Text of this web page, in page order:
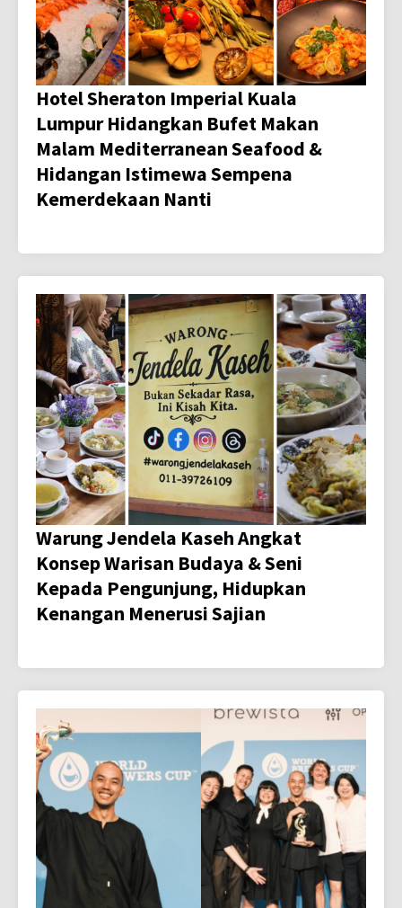
Hotel Sheraton Imperial Kuala
Lumpur Hidangkan Bufet Makan
Malam Mediterranean Seafood &
Hidangan Istimewa Sempena
Kemerdekaan Nanti
Warung Jendela Kaseh Angkat
Konsep Warisan Budaya & Seni
Kepada Pengunjung, Hidupkan
Kenangan Menerusi Sajian